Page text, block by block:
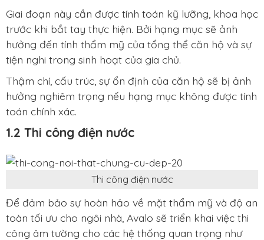
Giai đoạn này cần được tính toán kỹ lưỡng, khoa học
trước khi bắt tay thực hiện. Bởi hạng mục sẽ ảnh
hưởng đến tính thẩm mỹ của tổng thể căn hộ và sự
tiện nghi trong sinh hoạt của gia chủ.
Thậm chí, cấu trúc, sự ổn định của căn hộ sẽ bị ảnh
hưởng nghiêm trọng nếu hạng mục không được tính
toán chính xác.
1.2 Thi công điện nước
Thi công điện nước
Để đảm bảo sự hoàn hảo về mặt thẩm mỹ và độ an
toàn tối ưu cho ngôi nhà, Avalo sẽ triển khai việc thi
công âm tường cho các hệ thống quan trọng như